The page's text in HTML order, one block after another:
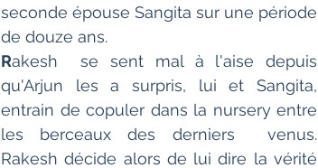
seconde épouse Sangita sur une période
de douze ans.
Rakesh  se sent mal à l'aise depuis
qu'Arjun les a surpris, lui et Sangita,
entrain de copuler dans la nursery entre
les berceaux des derniers  venus.
Rakesh décide alors de lui dire la vérité